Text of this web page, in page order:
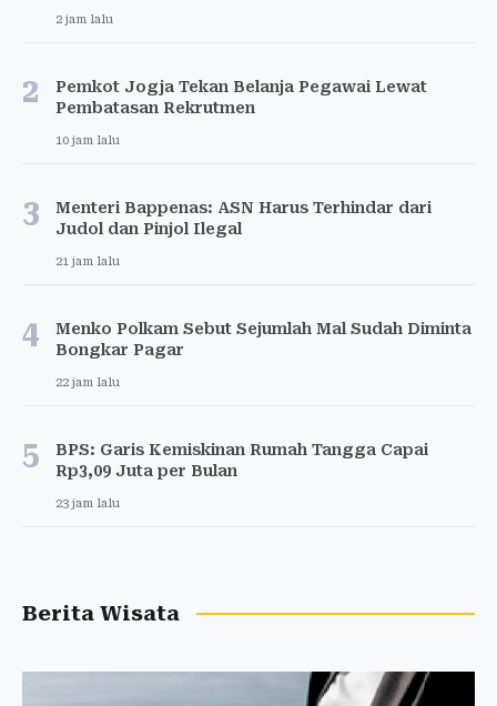
2 jam lalu
2
Pemkot Jogja Tekan Belanja Pegawai Lewat
Pembatasan Rekrutmen
10 jam lalu
3
Menteri Bappenas: ASN Harus Terhindar dari
Judol dan Pinjol Ilegal
21 jam lalu
4
Menko Polkam Sebut Sejumlah Mal Sudah Diminta
Bongkar Pagar
22 jam lalu
5
BPS: Garis Kemiskinan Rumah Tangga Capai
Rp3,09 Juta per Bulan
23 jam lalu
Berita Wisata